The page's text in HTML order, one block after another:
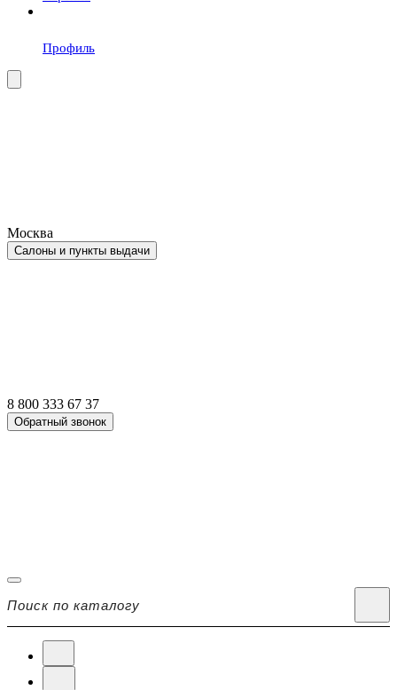
Профиль
Москва
Салоны и пункты выдачи
8 800 333 67 37
Обратный звонок